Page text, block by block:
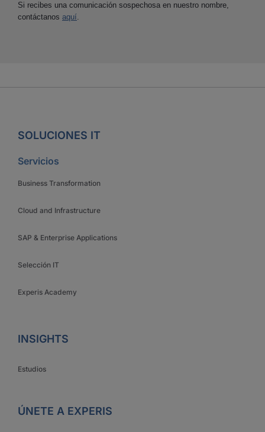
Si recibes una comunicación sospechosa en nuestro nombre,
contáctanos aquí.
SOLUCIONES IT
Servicios
Business Transformation
Cloud and Infrastructure
SAP & Enterprise Applications
Selección IT
Experis Academy
INSIGHTS
Estudios
ÚNETE A EXPERIS